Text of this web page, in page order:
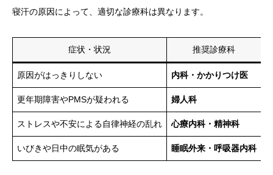
寝汗の原因によって、適切な診療科は異なります。
症状・状況 推奨診療科
原因がはっきりしない 内科・かかりつけ医
更年期障害やPMSが疑われる 婦人科
ストレスや不安による自律神経の乱れ 心療内科・精神科
いびきや日中の眠気がある 睡眠外来・呼吸器内科